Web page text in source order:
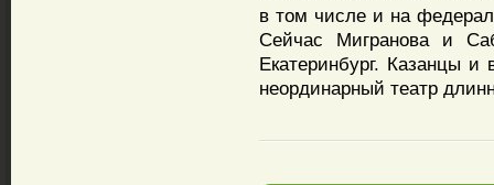
в том числе и на
Сейчас Мигранова и
Екатеринбург. Казанцы
неординарный театр